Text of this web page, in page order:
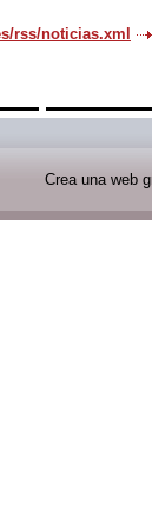
rss/noticias.xml
Crea una web